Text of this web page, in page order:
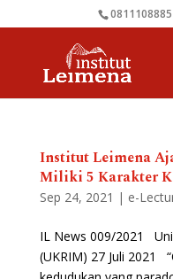
Institut Leimena
Miliki 5 Karakter
Sep 24, 2021 | e-
IL News 009/2021
(UKRIM) 27 Juli 2021